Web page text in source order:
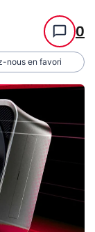
0
nous en favori